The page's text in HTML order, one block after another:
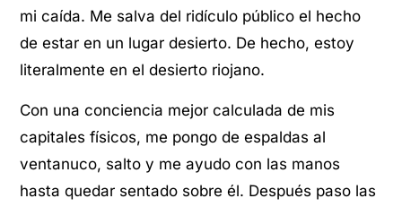
mi caída. Me salva del ridículo público el hecho
de estar en un lugar desierto. De hecho, estoy
literalmente en el desierto riojano.
Con una conciencia mejor calculada de mis
capitales físicos, me pongo de espaldas al
ventanuco, salto y me ayudo con las manos
hasta quedar sentado sobre él. Después paso las